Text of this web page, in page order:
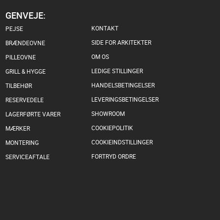
GENVEJE:
PEJSE
BRÆNDEOVNE
PILLEOVNE
GRILL & HYGGE
TILBEHØR
RESERVEDELE
LAGERFØRTE VARER
MÆRKER
MONTERING
SERVICEAFTALE
KONTAKT
SIDE FOR ARKITEKTER
OM OS
LEDIGE STILLINGER
HANDELSBETINGELSER
LEVERINGSBETINGELSER
SHOWROOM
COOKIEPOLITIK
COOKIEINDSTILLINGER
FORTRYD ORDRE